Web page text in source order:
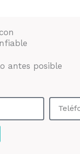
antes posible
e